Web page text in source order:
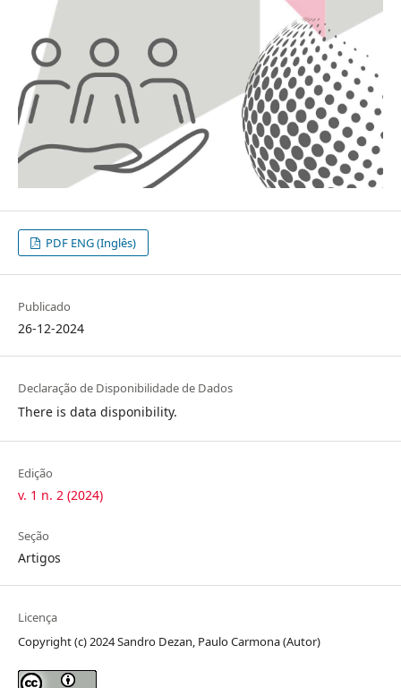
PDF ENG (Inglês)
Publicado
26-12-2024
Declaração de Disponibilidade de Dados
There is data disponibility.
Edição
v. 1 n. 2 (2024)
Seção
Artigos
Licença
Copyright (c) 2024 Sandro Dezan, Paulo Carmona (Autor)